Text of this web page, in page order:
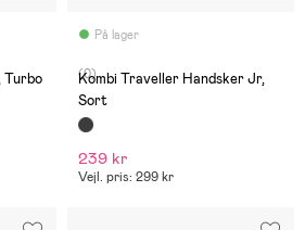
Turbo
På lager
(0)
Kombi Traveller Handsker Jr,
Sort
239 kr
Vejl. pris: 299 kr